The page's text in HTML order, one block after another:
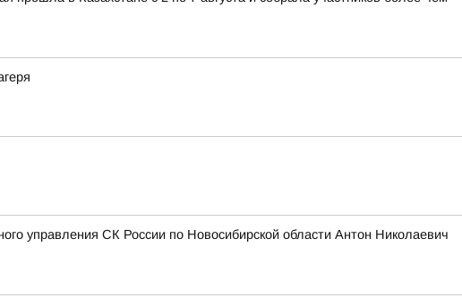
управления СК России по Новосибирской области Антон Николаевич